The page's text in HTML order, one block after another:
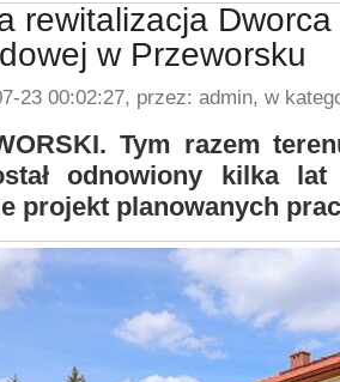
rewitalizacja
w Przeworsku
23 00:02:27, przez: admin, w
Tym razem
odnowiony kilka lat
projekt planowanych